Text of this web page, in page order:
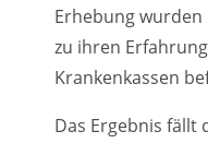
Erhebung
zu ihren
Krankenkassen
Das Ergebnis fällt